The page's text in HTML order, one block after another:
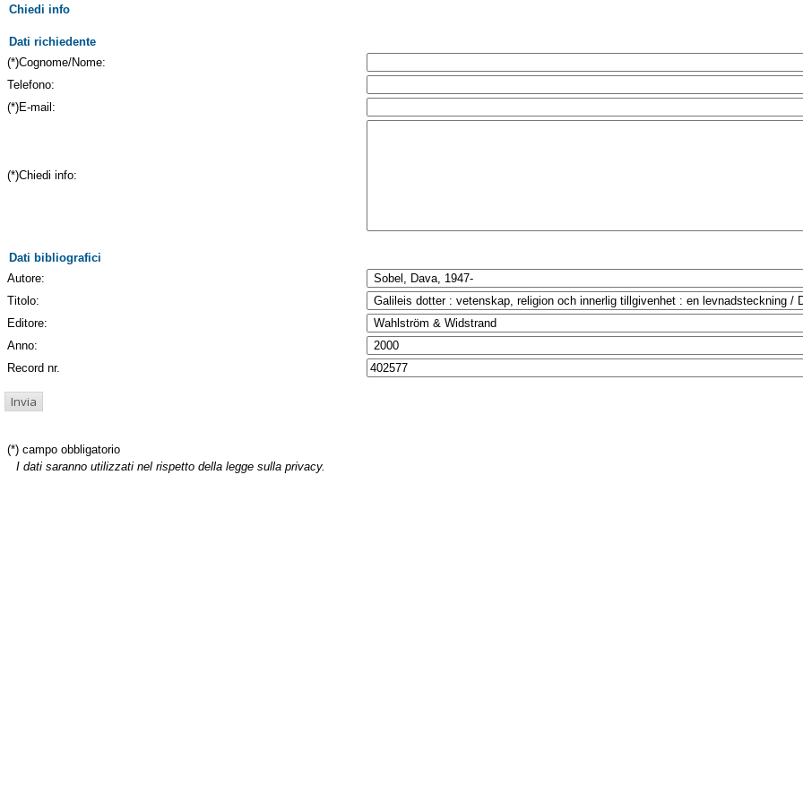
Chiedi info
Dati richiedente
(*)Cognome/Nome:
Telefono:
(*)E-mail:
(*)Chiedi info:
Dati bibliografici
Autore:
Titolo:
Editore:
Anno:
Record nr.
(*) campo obbligatorio
I dati saranno utilizzati nel rispetto della legge sulla privacy.